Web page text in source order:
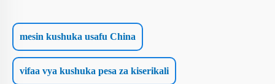
mesin kushuka usafu China
vifaa vya kushuka pesa za kiserikali